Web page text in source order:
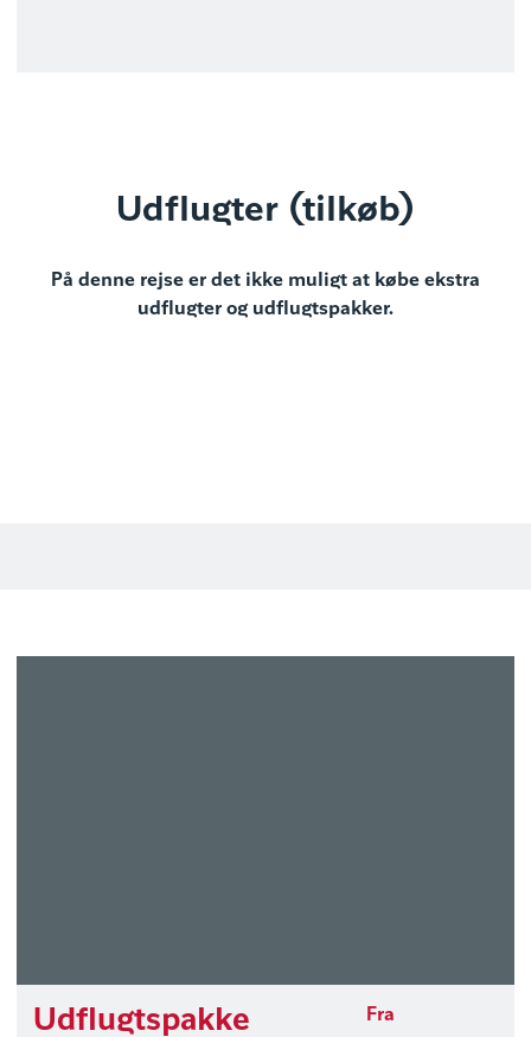
Udflugter (tilkøb)
På denne rejse er det ikke muligt at købe ekstra
udflugter og udflugtspakker.
Udflugtspakke Fra